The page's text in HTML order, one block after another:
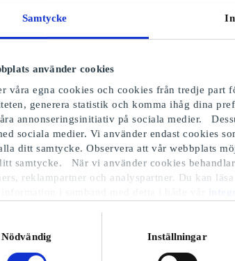
Samtycke
använder cookies
våra egna cookies och cookies från tredje part
generera statistik och komma ihåg dina
annonseringsinitiativ på sociala medier.
sociala medier. Vi använder endast cookies
ditt samtycke. Observera att vår webbplats
samtycke. När vi använder cookies
reklampartner och analyspartner. Du kan
Nödvändig
Inställningar